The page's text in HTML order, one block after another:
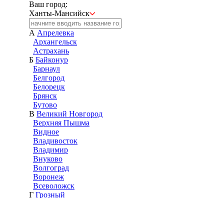
Ваш город:
Ханты-Мансийск
А Апрелевка
Архангельск
Астрахань
Б Байконур
Барнаул
Белгород
Белорецк
Брянск
Бутово
В Великий Новгород
Верхняя Пышма
Видное
Владивосток
Владимир
Внуково
Волгоград
Воронеж
Всеволожск
Г Грозный